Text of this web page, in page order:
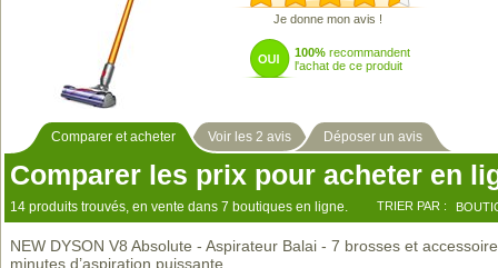
Je donne mon avis !
100% recommandent
l'achat de ce produit
Comparer et acheter Voir les 2 avis Déposer un avis
Comparer les prix pour acheter en
14 produits trouvés, en vente dans 7 boutiques en ligne. TRIER PAR :
NEW DYSON V8 Absolute - Aspirateur Balai - 7 brosses et
minutes d’aspiration puissante